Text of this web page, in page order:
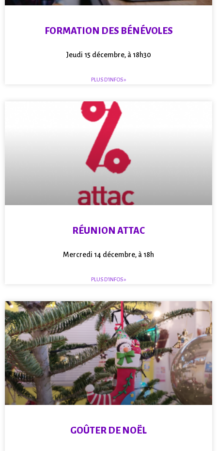
FORMATION DES BÉNÉVOLES
Jeudi 15 décembre, à 18h30
PLUS D'INFOS »
RÉUNION ATTAC
Mercredi 14 décembre, à 18h
PLUS D'INFOS »
GOÛTER DE NOËL